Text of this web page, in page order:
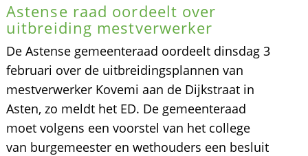
Astense raad oordeelt over
uitbreiding mestverwerker
De Astense gemeenteraad oordeelt dinsdag 3
februari over de uitbreidingsplannen van
mestverwerker Kovemi aan de Dijkstraat in
Asten, zo meldt het ED. De gemeenteraad
moet volgens een voorstel van het college
van burgemeester en wethouders een besluit